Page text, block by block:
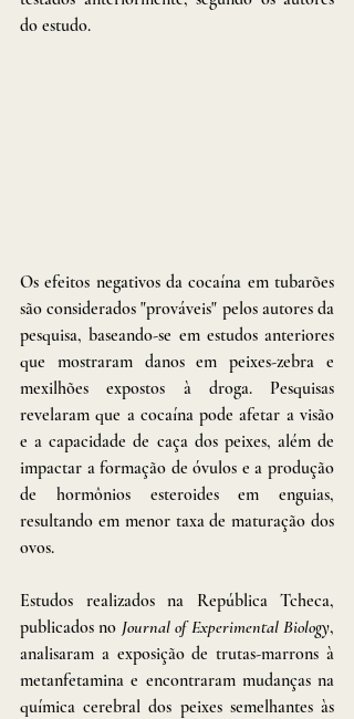
do estudo.
Os efeitos negativos da cocaína em tubarões
são considerados "prováveis" pelos autores da
pesquisa, baseando-se em estudos anteriores
que mostraram danos em peixes-zebra e
mexilhões expostos à droga. Pesquisas
revelaram que a cocaína pode afetar a visão
e a capacidade de caça dos peixes, além de
impactar a formação de óvulos e a produção
de hormônios esteroides em enguias,
resultando em menor taxa de maturação dos
ovos.
Estudos realizados na República Tcheca,
publicados no Journal of Experimental Biology,
analisaram a exposição de trutas-marrons à
metanfetamina e encontraram mudanças na
química cerebral dos peixes semelhantes às